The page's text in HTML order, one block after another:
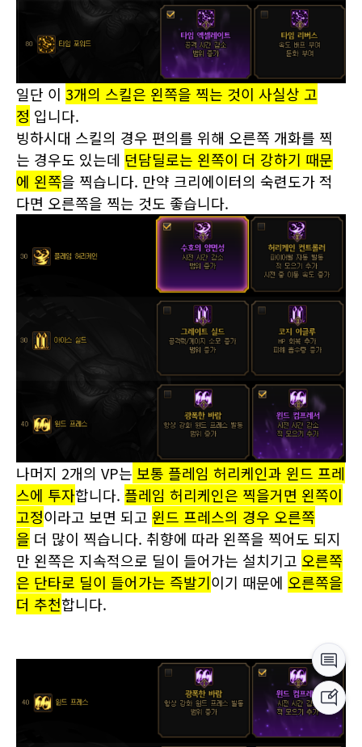
2-3 스킬개화
일단 이3개의 스킬은 왼쪽을 찍는 것이 사실상 고
빙하시대 스킬의 경우 편의를 위해 오른쪽 개화를 찍
는 경우도 있는데던담딜로는 왼쪽이 더 강하기 때문
에 왼쪽을 찍습니다. 만약 크리에이터의 숙련도가 적
나머지 2개의 VP는
보통 플레임 허리케인과 윈드 프레
플레임 허리케인은 찍을거면 왼쪽이